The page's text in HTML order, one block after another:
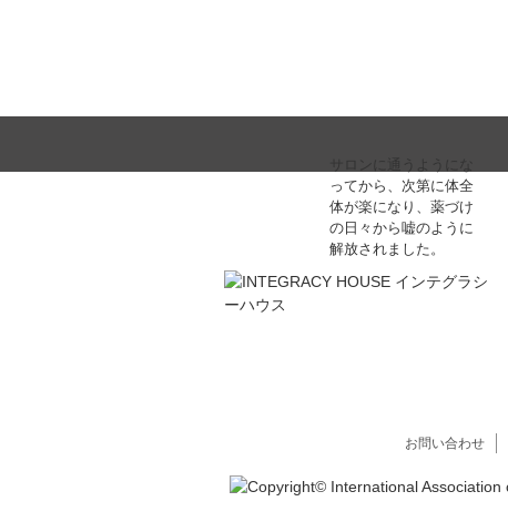
サロンに通うようにな
ってから、次第に体全
体が楽になり、薬づけ
の日々から嘘のように
解放されました。
お問い合わせ